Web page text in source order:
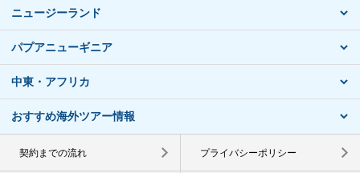
ニュージーランド
パプアニューギニア
中東・アフリカ
おすすめ海外ツアー情報
契約までの流れ プライバシーポリシー